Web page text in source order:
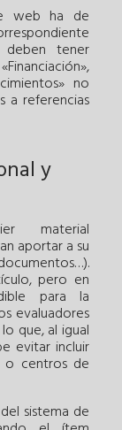
web ha de
tener
no
a referencias
y
material
aportar a su
pero en
para la
evaluadores
que, al igual
evitar incluir
o centros de
sistema de